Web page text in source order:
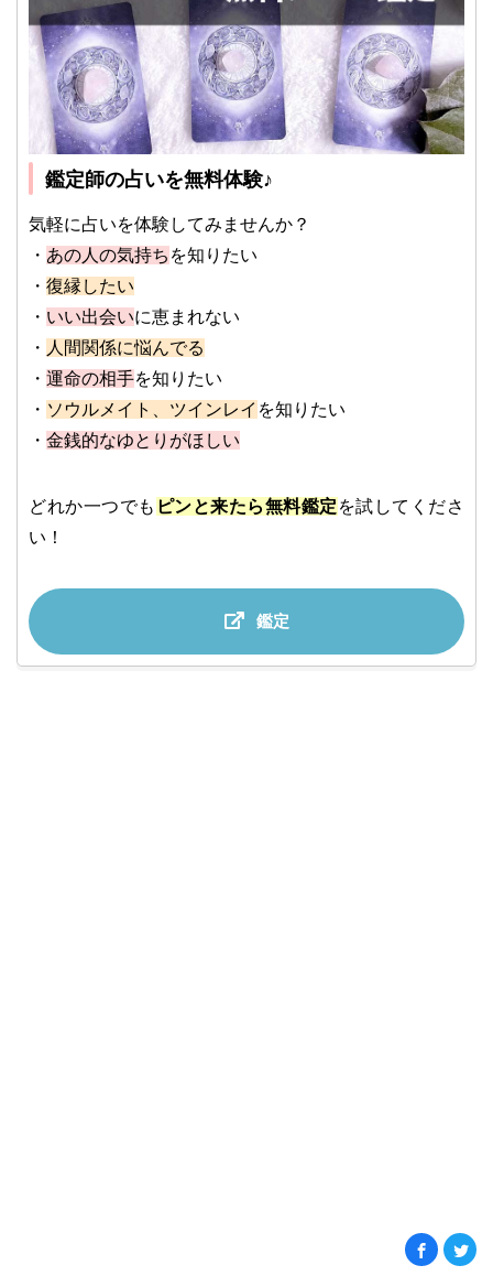
鑑定師の占いを無料体験♪
気軽に占いを体験してみませんか？
・ あの人の気持ち を知りたい
・ 復縁したい
・ いい出会いに恵まれない
・ 人間関係に悩んでる
・ 運命の相手を知りたい
・ ソウルメイト、ツインレイ を知りたい
・ 金銭的なゆとりがほしい
どれか一つでも ピンと来たら無料鑑定 を試してくださ
い！
鑑定